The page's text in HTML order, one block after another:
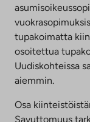
tupakoimatta
osoitettua
Uudiskohteissa
aiemmin.
Osa
Savuttomuus